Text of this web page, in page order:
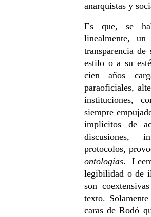
anarquistas y
Es que, se
linealmente,
transparencia
estilo o a su
cien años
paraoficiales,
instituciones,
siempre
implícitos de
discusiones,
protocolos,
ontologías.
legibilidad o de
son
texto.
caras de Rodó